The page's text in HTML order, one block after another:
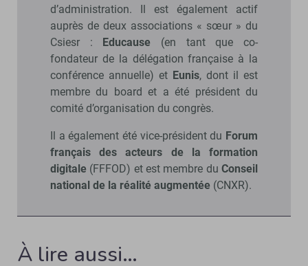
d’administration. Il est également actif
auprès de deux associations « sœur » du
Csiesr : Educause (en tant que co-
fondateur de la délégation française à la
conférence annuelle) et Eunis, dont il est
membre du board et a été président du
comité d’organisation du congrès.
Il a également été vice-président du Forum
français des acteurs de la formation
digitale (FFFOD) et est membre du Conseil
national de la réalité augmentée (CNXR).
À lire aussi…